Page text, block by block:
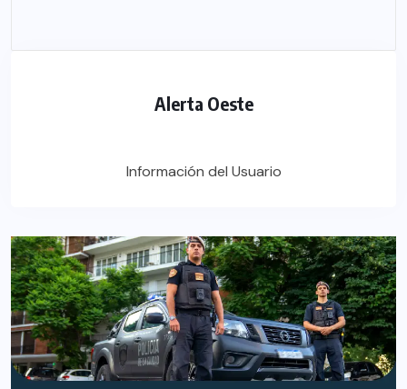
Alerta Oeste
Información del Usuario